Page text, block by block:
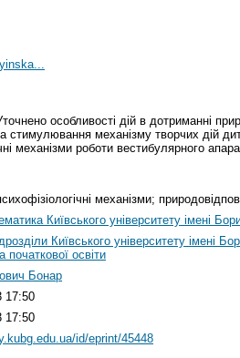
особливості дій в дотриманні
стимулювання механізму творчих дій
механізми роботи вестибулярного
механізми;
Київського університету імені
Київського університету імені
початкової освіти
Бонар
17:50
17:50
id/eprint/45448